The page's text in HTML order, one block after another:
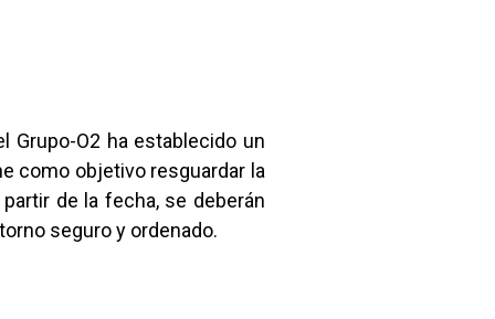
Grupo-O2 ha establecido un
como objetivo resguardar la
de la fecha, se deberán
seguro y ordenado.